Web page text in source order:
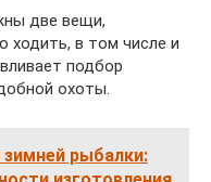
две вещи,
ходить, в том числе и
подбор
охоты.
рыбалки: